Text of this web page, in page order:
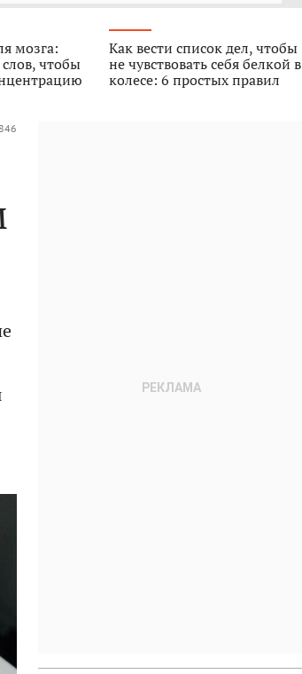
мозга:
чтобы
Как вести список дел, чтобы
не чувствовать себя белкой в
колесе: 6 простых правил